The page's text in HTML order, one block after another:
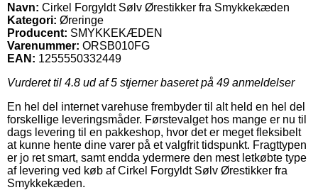
Navn: Cirkel Forgyldt Sølv Ørestikker fra Smykkekæden
Kategori: Øreringe
Producent: SMYKKEKÆDEN
Varenummer: ORSB010FG
EAN: 1255550332449
Vurderet til 4.8 ud af 5 stjerner baseret på 49 anmeldelser
En hel del internet varehuse frembyder til alt held en hel del
forskellige leveringsmåder. Førstevalget hos mange er nu til
dags levering til en pakkeshop, hvor det er meget fleksibelt
at kunne hente dine varer på et valgfrit tidspunkt. Fragttypen
er jo ret smart, samt endda ydermere den mest letkøbte type
af levering ved køb af Cirkel Forgyldt Sølv Ørestikker fra
Smykkekæden.